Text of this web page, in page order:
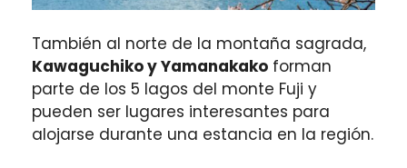
También al norte de la montaña sagrada,
Kawaguchiko y Yamanakako forman
parte de los 5 lagos del monte Fuji y
pueden ser lugares interesantes para
alojarse durante una estancia en la región.